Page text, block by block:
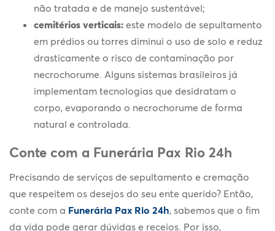
não tratada e de manejo sustentável;
cemitérios verticais: este modelo de sepultamento
em prédios ou torres diminui o uso de solo e reduz
drasticamente o risco de contaminação por
necrochorume. Alguns sistemas brasileiros já
implementam tecnologias que desidratam o
corpo, evaporando o necrochorume de forma
natural e controlada.
Conte com a Funerária Pax Rio 24h
Precisando de serviços de sepultamento e cremação
que respeitem os desejos do seu ente querido? Então,
conte com a Funerária Pax Rio 24h, sabemos que o fim
da vida pode gerar dúvidas e receios. Por isso,